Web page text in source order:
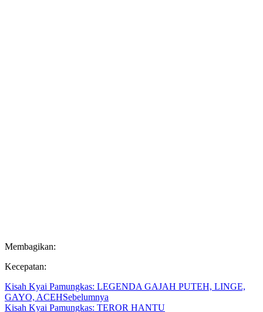
Membagikan:
Kecepatan:
Kisah Kyai Pamungkas: LEGENDA GAJAH PUTEH, LINGE,
GAYO, ACEHSebelumnya
Kisah Kyai Pamungkas: TEROR HANTU